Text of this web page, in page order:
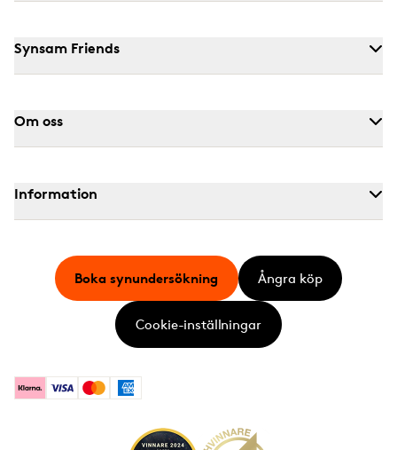
Synsam Friends
Om oss
Information
KlarnaVisa MastercardAmerican Express
Boka synundersökning Ångra köp
Cookie-inställningar